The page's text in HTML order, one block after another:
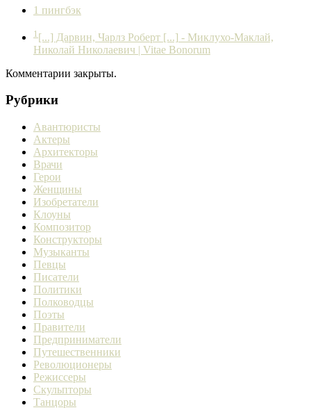
1 пингбэк
1 [...] Дарвин, Чарлз Роберт [...] - Миклухо-Маклай,
Николай Николаевич | Vitae Bonorum
Комментарии закрыты.
Рубрики
Авантюристы
Актеры
Архитекторы
Врачи
Герои
Женщины
Изобретатели
Клоуны
Композитор
Конструкторы
Музыканты
Певцы
Писатели
Политики
Полководцы
Поэты
Правители
Предприниматели
Путешественники
Революционеры
Режиссеры
Скульпторы
Танцоры